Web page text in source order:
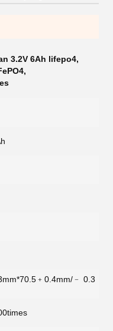
3.2V 6Ah lifepo4,
,
﹣ 0.3